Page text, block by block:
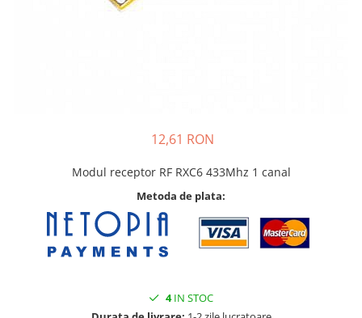
Acumulatori, BMS si accesorii
Module balansare
Incarcare, descarcare si afisare
Accesorii baterii si acumulatori
12,61 RON
Modul receptor RF RXC6 433Mhz 1 canal
Metoda de plata:
4IN STOC